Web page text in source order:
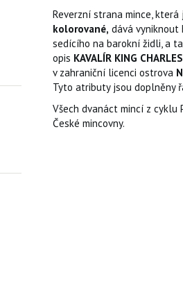
Reverzní strana mince,
kolorované, dává vyniknout
sedícího na barokní židli, a
opis KAVALÍR KING
v zahraniční licenci ostrova
Tyto atributy jsou doplněny
Všech dvanáct mincí z cyklu
České mincovny.